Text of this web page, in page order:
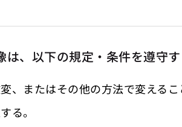
、以下の規定・条件を遵守す
またはその他の方法で変えるこ
る。